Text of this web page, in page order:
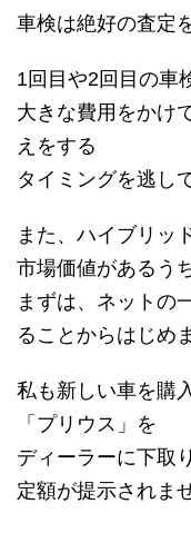
車検は絶好の査定
1回目や2回目の車
大きな費用をかけ
えをする
タイミングを逃し
また、ハイブリッ
市場価値があるう
まずは、ネットの
ることからはじめ
私も新しい車を購
「プリウス」を
ディーラーに下取
定額が提示されま